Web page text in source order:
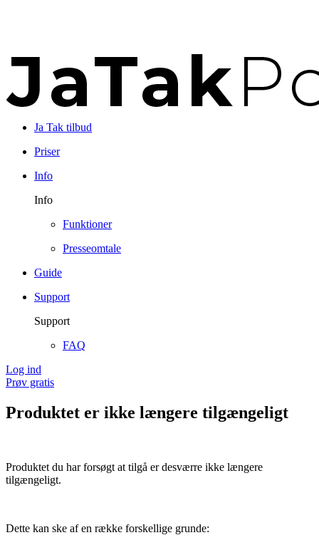
Ja Tak tilbud
Priser
Info
Info
Funktioner
Presseomtale
Guide
Support
Support
FAQ
Log ind
Prøv gratis
Produktet er ikke længere tilgængeligt
Produktet du har forsøgt at tilgå er desværre ikke længere
tilgængeligt.
Dette kan ske af en række forskellige grunde: